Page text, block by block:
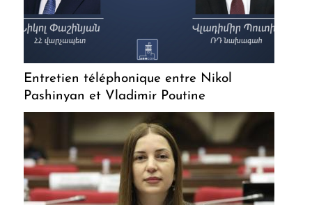
Entretien téléphonique entre Nikol
Pashinyan et Vladimir Poutine